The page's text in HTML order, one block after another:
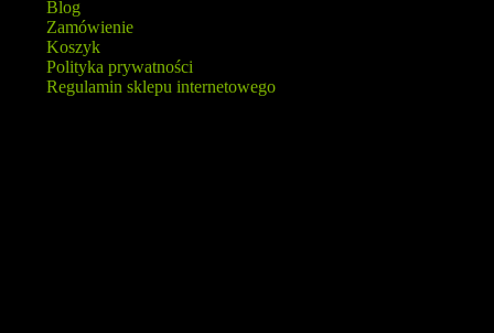
Blog
Zamówienie
Koszyk
Polityka prywatności
Regulamin sklepu internetowego